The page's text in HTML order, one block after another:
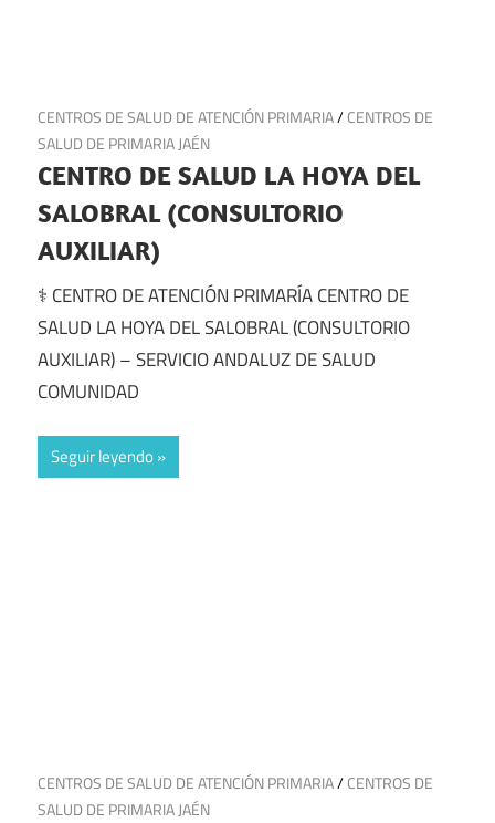
21 de julio de 2025
CENTROS DE SALUD DE ATENCIÓN PRIMARIA/CENTROS DE
SALUD DE PRIMARIA JAÉN
CENTRO DE SALUD LA HOYA DEL
SALOBRAL (CONSULTORIO
AUXILIAR)
⚕️ CENTRO DE ATENCIÓN PRIMARÍA CENTRO DE
SALUD LA HOYA DEL SALOBRAL (CONSULTORIO
AUXILIAR) – SERVICIO ANDALUZ DE SALUD
COMUNIDAD
Seguir leyendo
20 de julio de 2025
CENTROS DE SALUD DE ATENCIÓN PRIMARIA/CENTROS DE
SALUD DE PRIMARIA JAÉN